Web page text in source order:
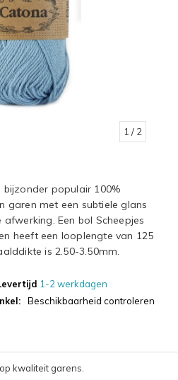
1 / 2
bijzonder populair 100%
garen met een subtiele glans
Een bol Scheepjes
heeft een looplengte van 125
is 2.50-3.50mm.
1-2 werkdagen
Beschikbaarheid controleren
kwaliteit garens.